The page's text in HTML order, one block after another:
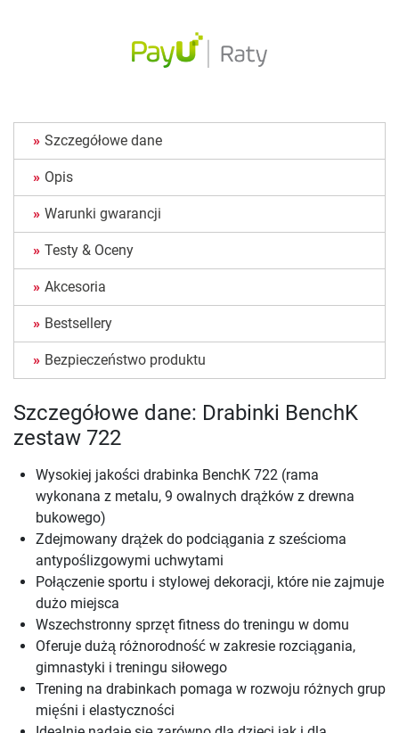
Szczegółowe dane
Opis
Warunki gwarancji
Testy & Oceny
Akcesoria
Bestsellery
Bezpieczeństwo produktu
Szczegółowe dane: Drabinki BenchK
zestaw 722
Wysokiej jakości drabinka BenchK 722 (rama
wykonana z metalu, 9 owalnych drążków z drewna
bukowego)
Zdejmowany drążek do podciągania z sześcioma
antypoślizgowymi uchwytami
Połączenie sportu i stylowej dekoracji, które nie zajmuje
dużo miejsca
Wszechstronny sprzęt fitness do treningu w domu
Oferuje dużą różnorodność w zakresie rozciągania,
gimnastyki i treningu siłowego
Trening na drabinkach pomaga w rozwoju różnych grup
mięśni i elastyczności